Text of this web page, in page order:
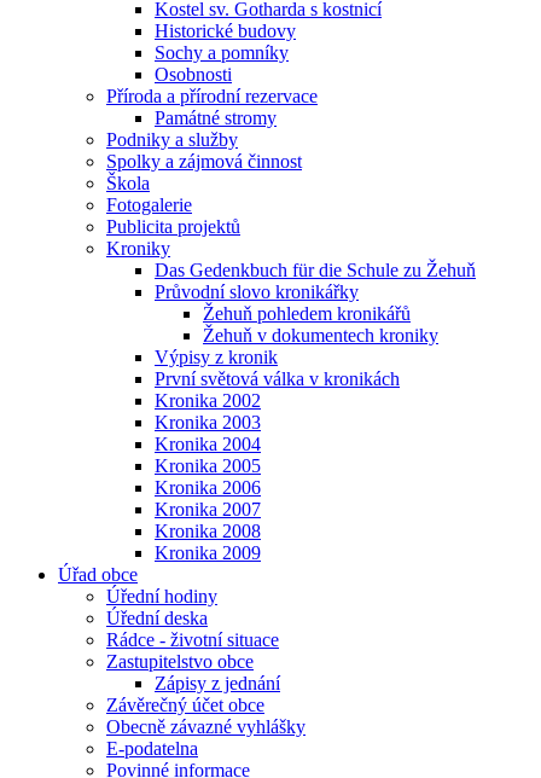
Kostel sv. Gotharda s kostnicí
Historické budovy
Sochy a pomníky
Osobnosti
Příroda a přírodní rezervace
Památné stromy
Podniky a služby
Spolky a zájmová činnost
Škola
Fotogalerie
Publicita projektů
Kroniky
Das Gedenkbuch für die Schule zu Žehuň
Průvodní slovo kronikářky
Žehuň pohledem kronikářů
Žehuň v dokumentech kroniky
Výpisy z kronik
První světová válka v kronikách
Kronika 2002
Kronika 2003
Kronika 2004
Kronika 2005
Kronika 2006
Kronika 2007
Kronika 2008
Kronika 2009
Úřad obce
Úřední hodiny
Úřední deska
Rádce - životní situace
Zastupitelstvo obce
Zápisy z jednání
Závěrečný účet obce
Obecně závazné vyhlášky
E-podatelna
Povinné informace